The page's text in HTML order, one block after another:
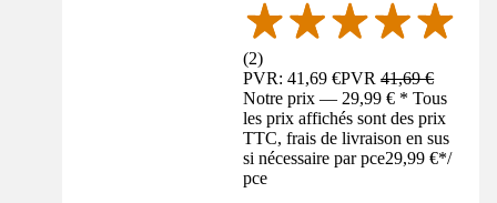
(2)
PVR: 41,69 €PVR41,69 €
Notre prix — 29,99 € * Tous
les prix affichés sont des prix
TTC, frais de livraison en sus
si nécessaire par pce29,99 €*/
pce